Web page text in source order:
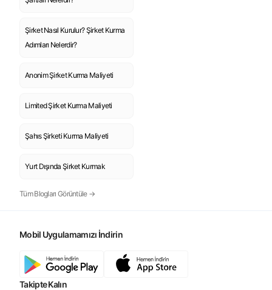
Şirket Nasıl Kurulur? Şirket Kurma
Adımları Nelerdir?
Anonim Şirket Kurma Maliyeti
Limited Şirket Kurma Maliyeti
Şahıs Şirketi Kurma Maliyeti
Yurt Dışında Şirket Kurmak
Tüm Blogları Görüntüle →
Mobil Uygulamamızı İndirin
Takipte Kalın